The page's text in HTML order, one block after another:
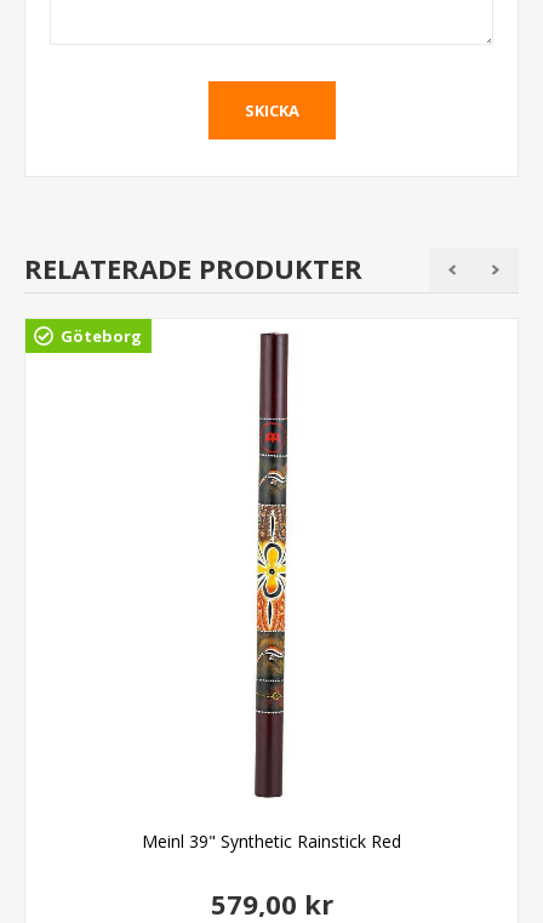
RELATERADE PRODUKTER
Göteborg
Meinl 39" Synthetic Rainstick Red
579,00 kr